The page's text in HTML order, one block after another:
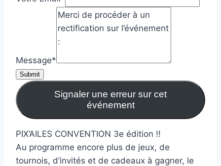
Message*
Submit
Signaler une erreur sur cet
événement
PIX’AILES CONVENTION 3e édition !!
Au programme encore plus de jeux, de
tournois, d’invités et de cadeaux à gagner, le